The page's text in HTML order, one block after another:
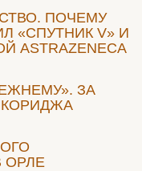
ПОЧЕМУ
«СПУТНИК V» И
ASTRAZENECA
ЗА
ОРЛЕ